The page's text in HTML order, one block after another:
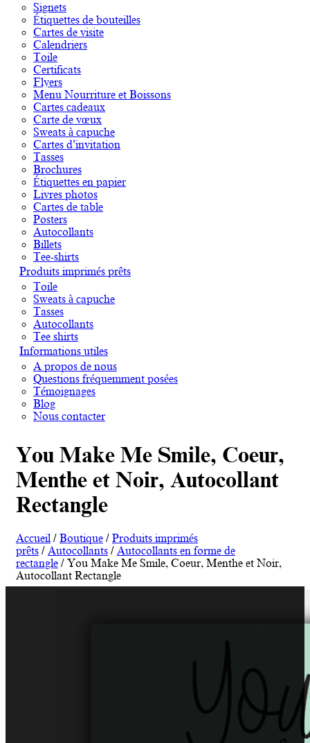
Signets
Étiquettes de bouteilles
Cartes de visite
Calendriers
Toile
Certificats
Flyers
Menu Nourriture et Boissons
Cartes cadeaux
Carte de vœux
Sweats à capuche
Cartes d’invitation
Tasses
Brochures
Étiquettes en papier
Livres photos
Cartes de table
Posters
Autocollants
Billets
Tee-shirts
Produits imprimés prêts
Toile
Sweats à capuche
Tasses
Autocollants
Tee shirts
Informations utiles
A propos de nous
Questions fréquemment posées
Témoignages
Blog
Nous contacter
You Make Me Smile, Coeur,
Menthe et Noir, Autocollant
Rectangle
Accueil / Boutique / Produits imprimés
prêts / Autocollants / Autocollants en forme de
rectangle / You Make Me Smile, Coeur, Menthe et Noir,
Autocollant Rectangle